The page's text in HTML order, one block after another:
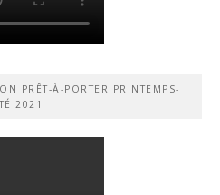
PRÊT-À-PORTER PRINTEMPS-
2021